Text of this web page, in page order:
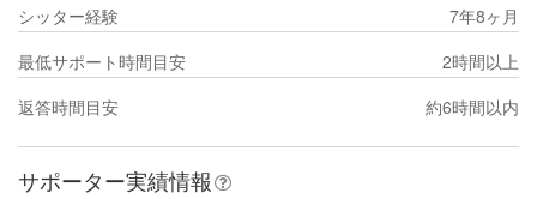
シッター経験
7年8ヶ月
最低サポート時間目安
2時間以上
返答時間目安
約6時間以内
サポーター実績情報